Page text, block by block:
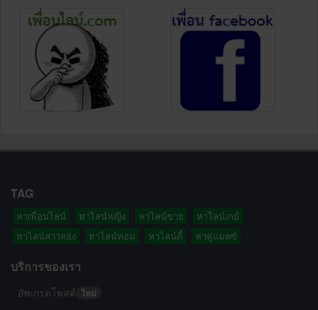
TAG
หาเพื่อนไลน์ หาไลน์หญิง หาไลน์ชาย
หาไลน์เกย์
หาไลน์สาวสอง
หาไลน์ทอม หาไลน์ดี้ หาคู่แมตซ์
บริการของเรา
อัพเกรดโพสต์ ใหม่